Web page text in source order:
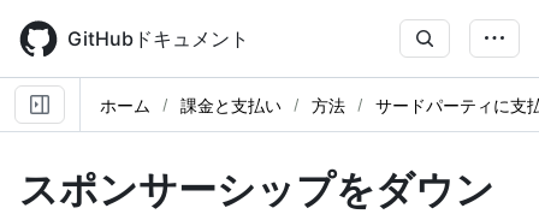
main
content
GitHubドキュメント
ホーム 課金と支払い 方法 サードパーティに支
スポンサーシップをダウン